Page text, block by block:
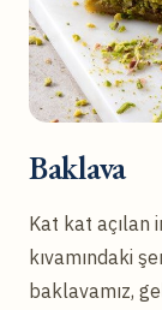
Baklava
Kat kat açılan
kıvamındaki
baklavamız,